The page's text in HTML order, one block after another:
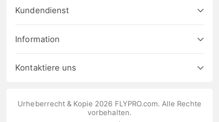
Kundendienst
Information
Kontaktiere uns
Urheberrecht & Kopie 2026 FLYPRO.com. Alle Rechte
vorbehalten.